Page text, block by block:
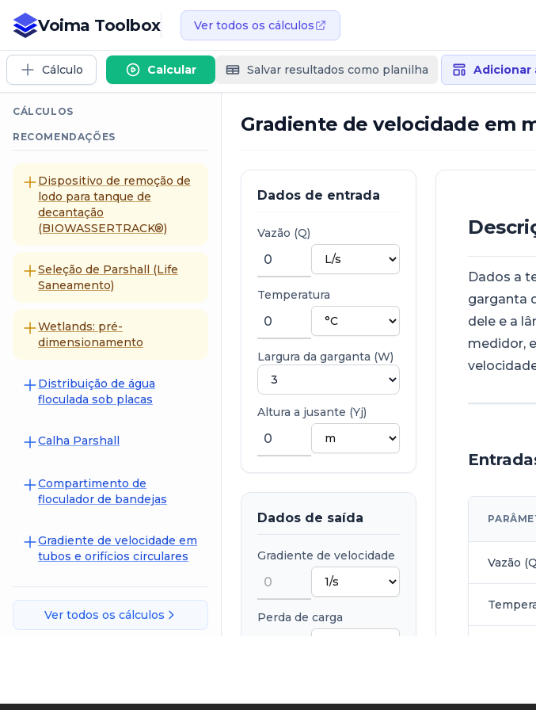
Voima Toolbox Ver todos os cálculos
Cálculo Calcular Salvar resultados como planilha Adicionar
CÁLCULOS
RECOMENDAÇÕES
Dispositivo de remoção de
lodo para tanque de
decantação
(BIOWASSERTRACK®)
Seleção de Parshall (Life
Saneamento)
Wetlands: pré-
dimensionamento
Distribuição de água
floculada sob placas
Calha Parshall
Compartimento de
floculador de bandejas
Gradiente de velocidade em
tubos e orifícios circulares
Ver todos os cálculos
Gradiente de velocidade em
Dados de entrada
Vazão (Q)
Temperatura
Largura da garganta (W)
Altura a jusante (Yj)
Dados de saída
Gradiente de velocidade
Perda de carga
Dados a
garganta
dele e a
medidor,
Vazão